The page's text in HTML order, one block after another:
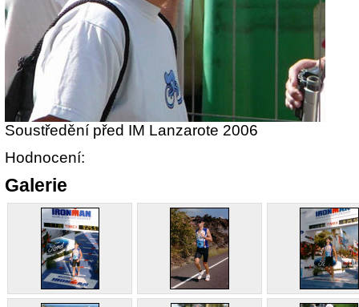
Soustředění před IM Lanzarote 2006
Hodnocení:
Galerie